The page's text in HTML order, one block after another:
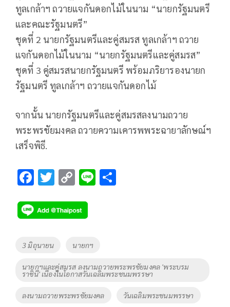
ทูลเกล้าฯ ถวายแจกันดอกไม้ในนาม “นายกรัฐมนตรี
และคณะรัฐมนตรี”
ชุดที่ 2 นายกรัฐมนตรีและคู่สมรส ทูลเกล้าฯ ถวาย
แจกันดอกไม้ในนาม “นายกรัฐมนตรีและคู่สมรส”
ชุดที่ 3 คู่สมรสนายกรัฐมนตรี พร้อมภริยารองนายก
รัฐมนตรี ทูลเกล้าฯ ถวายแจกันดอกไม้
จากนั้น นายกรัฐมนตรีและคู่สมรสลงนามถวาย
พระพรชัยมงคล ถวายความเคารพพระฉายาลักษณ์ฯ
เสร็จพิธี.
F
e
b
o
k
T
tt
er
C
p
y
Li
k
Li
Tags
3 มิถุนายน นายกฯ
นายกฯและคู่สมรส ลงนามถวายพระพรชัยมงคล 'พระบรม
ราชินี' เนื่องในโอกาสวันเฉลิมพระชนมพรรษา
ลงนามถวายพระพรชัยมงคล วันเฉลิมพระชนมพรรษา